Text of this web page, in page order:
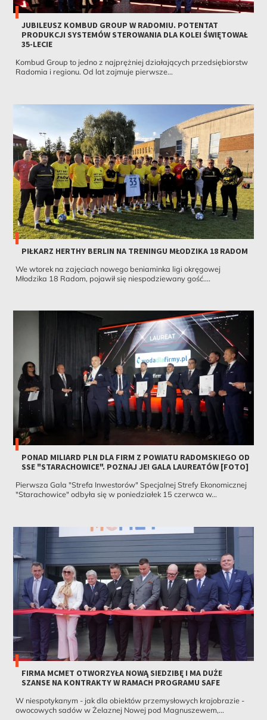
JUBILEUSZ KOMBUD GROUP W RADOMIU. POTENTAT
PRODUKCJI SYSTEMÓW STEROWANIA DLA KOLEI ŚWIĘTOWAŁ
35-LECIE
Kombud Group to jedno z najprężniej działających przedsiębiorstw
Radomia i regionu. Od lat zajmuje pierwsze...
PIŁKARZ HERTHY BERLIN NA TRENINGU MŁODZIKA 18 RADOM
We wtorek na zajęciach nowego beniaminka ligi okręgowej
Młodzika 18 Radom, pojawił się niespodziewany gość....
PONAD MILIARD PLN DLA FIRM Z POWIATU RADOMSKIEGO OD
SSE "STARACHOWICE". POZNAJ JE! GALA LAUREATÓW [FOTO]
Pierwsza Gala "Strefa Inwestorów" Specjalnej Strefy Ekonomicznej
"Starachowice" odbyła się w poniedziałek 15 czerwca w...
FIRMA MCMET OTWORZYŁA NOWĄ SIEDZIBĘ I MA DUŻE
SZANSE NA KONTRAKTY W RAMACH PROGRAMU SAFE
W niespotykanym - jak dla obiektów przemysłowych krajobrazie -
owocowych sadów w Żelaznej Nowej pod Magnuszewem,...